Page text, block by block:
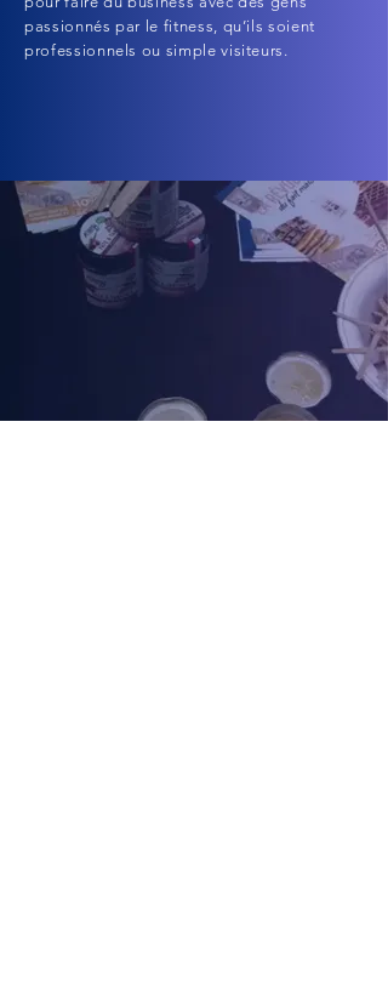
passionnés par le fitness, qu’ils soient
professionnels ou simple visiteurs.